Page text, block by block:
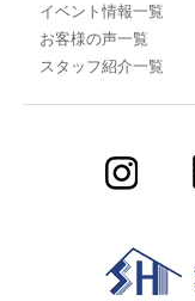
イベント情報一覧
お客様の声一覧
スタッフ紹介一覧